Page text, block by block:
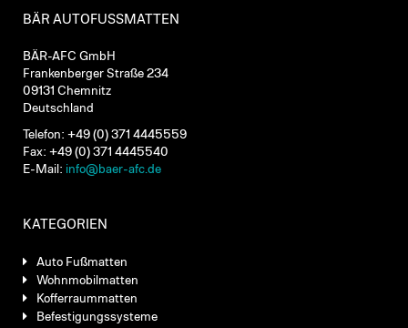
BÄR AUTOFUSSMATTEN
BÄR-AFC GmbH
Frankenberger Straße 234
09131 Chemnitz
Deutschland
Telefon: +49 (0) 371 4445559
Fax: +49 (0) 371 4445540
E-Mail: info@baer-afc.de
KATEGORIEN
Auto Fußmatten
Wohnmobilmatten
Kofferraummatten
Befestigungssysteme